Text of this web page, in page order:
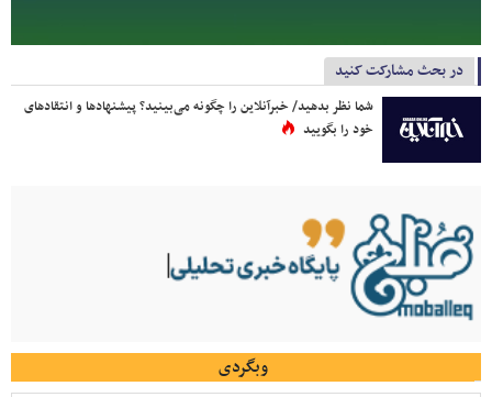
در بحث مشارکت کنید
شما نظر بدهید/ خبرآنلاین را چگونه می‌بینید؟ پیشنهادها و انتقادهای
خود را بگویید
وبگردی